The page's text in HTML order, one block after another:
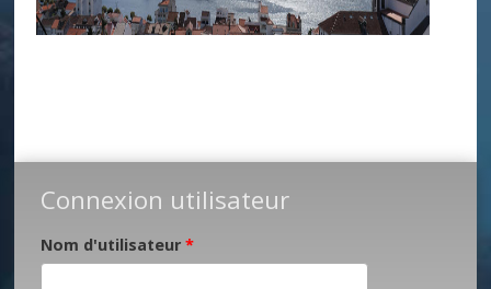
Connexion utilisateur
Nom d'utilisateur*